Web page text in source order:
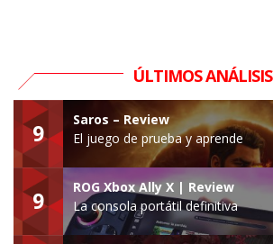
ÚLTIMOS ANÁLISIS
9
Saros – Review
El juego de prueba y aprende
9
ROG Xbox Ally X | Review
La consola portátil definitiva